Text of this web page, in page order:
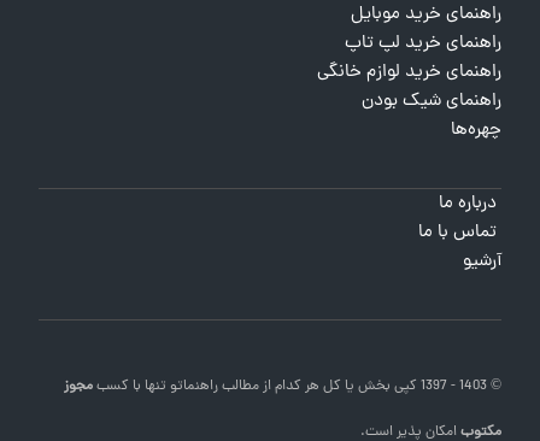
راهنمای خرید موبایل
راهنمای خرید لپ تاپ
راهنمای خرید لوازم خانگی
راهنمای شیک بودن
چهره‌ها
درباره ما
تماس با ما
آرشیو
© 1403 - 1397 کپی بخش یا کل هر کدام از مطالب راهنماتو تنها با کسبمجوز
مکتوبامکان پذیر است.